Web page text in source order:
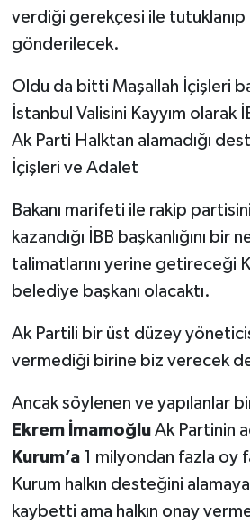
verdiği gerekçesi ile tutuklanıp
gönderilecek.
Oldu da bitti Maşallah İçişleri
İstanbul Valisini Kayyım olarak
Ak Parti Halktan alamadığı
İçişleri ve Adalet
Bakanı marifeti ile rakip
kazandığı İBB başkanlığını bir
talimatlarını yerine getireceği
belediye başkanı olacaktı.
Ak Partili bir üst düzey
vermediği birine biz verecek
Ancak söylenen ve yapılanlar
Ekrem İmamoğluAk Partinin
Kurum’a1 milyondan fazla oy
Kurum halkın desteğini
kaybetti ama halkın onay